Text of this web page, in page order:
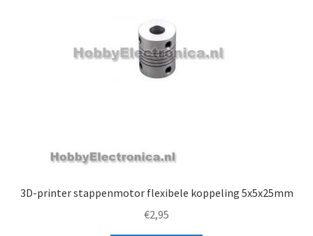
3D-printer stappenmotor flexibele koppeling 5x5x25mm
€2,95